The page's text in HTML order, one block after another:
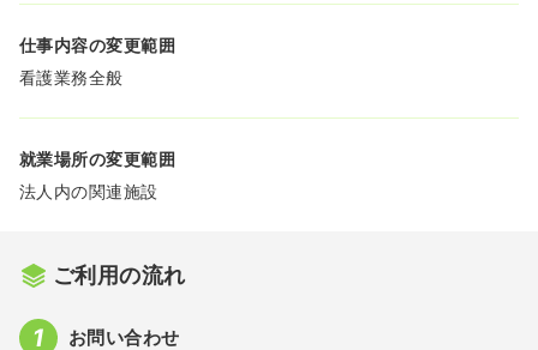
仕事内容の変更範囲
看護業務全般
就業場所の変更範囲
法人内の関連施設
ご利用の流れ
お問い合わせ